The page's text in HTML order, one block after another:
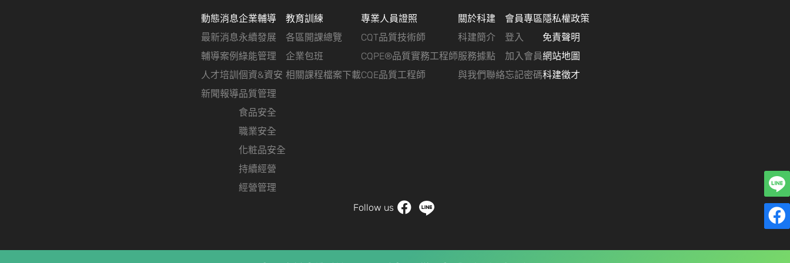
動態消息
最新消息
輔導案例
人才培訓
新聞報導
企業輔導
永續發展
綠能管理
個資&資安
品質管理
食品安全
職業安全
化粧品安全
持續經營
經營管理
教育訓練
各區開課總覽
企業包班
相關課程檔案下載
專業人員證照
CQT品質技術師
CQPE®品質實務工程師
CQE品質工程師
關於科建
科建簡介
服務據點
與我們聯絡
會員專區
登入
加入會員
忘記密碼
隱私權政策
免責聲明
網站地圖
科建徵才
Follow us